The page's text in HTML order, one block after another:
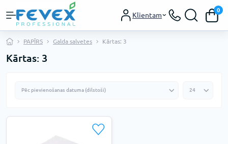
Klientam
0
PAPĪRS Galda salvetes Kārtas: 3
Kārtas: 3